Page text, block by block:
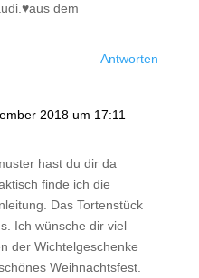
dem
Antworten
2018 um 17:11
hast du dir da
finde ich die
Das Tortenstück
Ich wünsche dir viel
der Wichtelgeschenke
Weihnachtsfest.